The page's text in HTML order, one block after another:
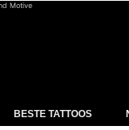
Motive
BESTE TATTOOS